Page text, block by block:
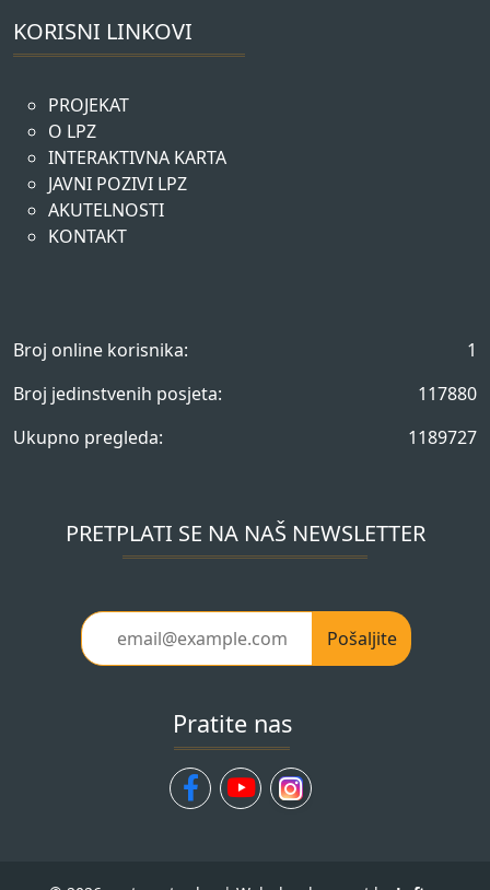
KORISNI LINKOVI
PROJEKAT
O LPZ
INTERAKTIVNA KARTA
JAVNI POZIVI LPZ
AKUTELNOSTI
KONTAKT
Broj online korisnika:
1
Broj jedinstvenih posjeta:
117880
Ukupno pregleda:
1189727
PRETPLATI SE NA NAŠ NEWSLETTER
Pošaljite
Pratite nas